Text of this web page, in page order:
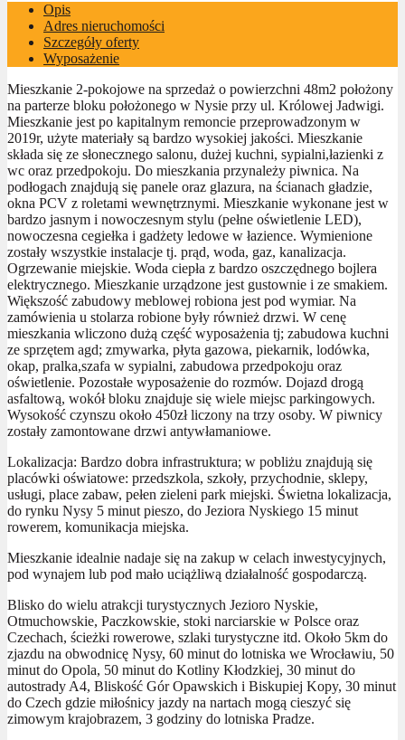
Opis
Adres nieruchomości
Szczegóły oferty
Wyposażenie
Mieszkanie 2-pokojowe na sprzedaż o powierzchni 48m2 położony
na parterze bloku położonego w Nysie przy ul. Królowej Jadwigi.
Mieszkanie jest po kapitalnym remoncie przeprowadzonym w
2019r, użyte materiały są bardzo wysokiej jakości. Mieszkanie
składa się ze słonecznego salonu, dużej kuchni, sypialni,łazienki z
wc oraz przedpokoju. Do mieszkania przynależy piwnica. Na
podłogach znajdują się panele oraz glazura, na ścianach gładzie,
okna PCV z roletami wewnętrznymi. Mieszkanie wykonane jest w
bardzo jasnym i nowoczesnym stylu (pełne oświetlenie LED),
nowoczesna cegiełka i gadżety ledowe w łazience. Wymienione
zostały wszystkie instalacje tj. prąd, woda, gaz, kanalizacja.
Ogrzewanie miejskie. Woda ciepła z bardzo oszczędnego bojlera
elektrycznego. Mieszkanie urządzone jest gustownie i ze smakiem.
Większość zabudowy meblowej robiona jest pod wymiar. Na
zamówienia u stolarza robione były również drzwi. W cenę
mieszkania wliczono dużą część wyposażenia tj; zabudowa kuchni
ze sprzętem agd; zmywarka, płyta gazowa, piekarnik, lodówka,
okap, pralka,szafa w sypialni, zabudowa przedpokoju oraz
oświetlenie. Pozostałe wyposażenie do rozmów. Dojazd drogą
asfaltową, wokół bloku znajduje się wiele miejsc parkingowych.
Wysokość czynszu około 450zł liczony na trzy osoby. W piwnicy
zostały zamontowane drzwi antywłamaniowe.
Lokalizacja: Bardzo dobra infrastruktura; w pobliżu znajdują się
placówki oświatowe: przedszkola, szkoły, przychodnie, sklepy,
usługi, place zabaw, pełen zieleni park miejski. Świetna lokalizacja,
do rynku Nysy 5 minut pieszo, do Jeziora Nyskiego 15 minut
rowerem, komunikacja miejska.
Mieszkanie idealnie nadaje się na zakup w celach inwestycyjnych,
pod wynajem lub pod mało uciążliwą działalność gospodarczą.
Blisko do wielu atrakcji turystycznych Jezioro Nyskie,
Otmuchowskie, Paczkowskie, stoki narciarskie w Polsce oraz
Czechach, ścieżki rowerowe, szlaki turystyczne itd. Około 5km do
zjazdu na obwodnicę Nysy, 60 minut do lotniska we Wrocławiu, 50
minut do Opola, 50 minut do Kotliny Kłodzkiej, 30 minut do
autostrady A4, Bliskość Gór Opawskich i Biskupiej Kopy, 30 minut
do Czech gdzie miłośnicy jazdy na nartach mogą cieszyć się
zimowym krajobrazem, 3 godziny do lotniska Pradze.